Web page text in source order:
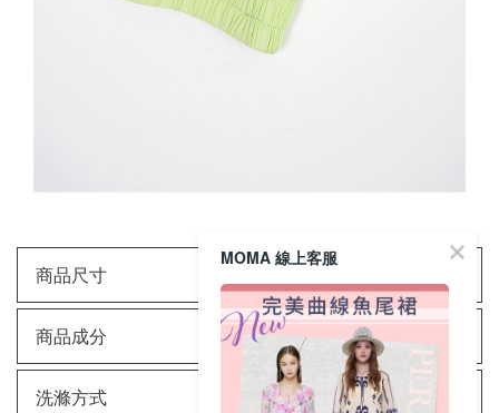
商品尺寸
商品成分
洗滌方式
MOMA 線上客服